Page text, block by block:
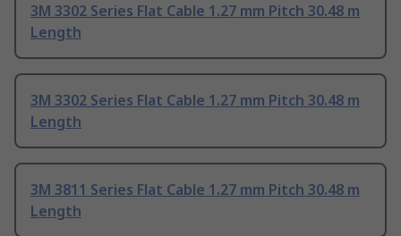
3M 3302 Series Flat Cable 1.27 mm Pitch 30.48 m
Length
3M 3302 Series Flat Cable 1.27 mm Pitch 30.48 m
Length
3M 3811 Series Flat Cable 1.27 mm Pitch 30.48 m
Length